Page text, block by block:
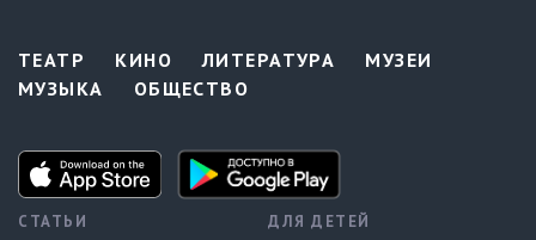
ТЕАТР КИНО ЛИТЕРАТУРА
МУЗЕИ
МУЗЫКА
ОБЩЕСТВО
СТАТЬИ
ДЛЯ ДЕТЕЙ